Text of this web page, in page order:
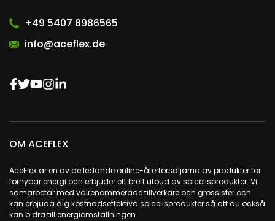
+49 5407 8986565
info@aceflex.de
OM ACEFLEX
AceFlex är en av de ledande online-återförsäljarna av produkter för
förnybar energi och erbjuder ett brett utbud av solcellsprodukter. Vi
samarbetar med välrenommerade tillverkare och grossister och
kan erbjuda dig kostnadseffektiva solcellsprodukter så att du också
kan bidra till energiomställningen.